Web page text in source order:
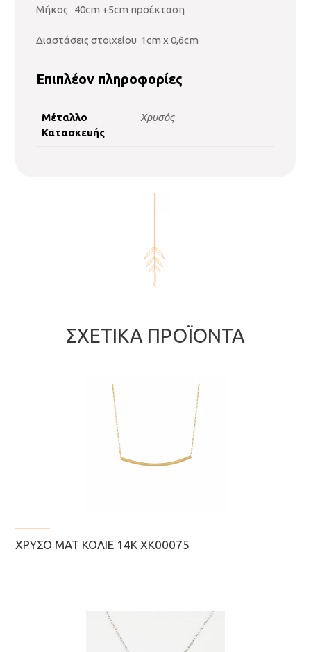
Μήκος 40cm +5cm προέκταση
Διαστάσεις στοιχείου 1cm x 0,6cm
Επιπλέον πληροφορίες
Μέταλλο
Κατασκευής
Χρυσός
ΣΧΕΤΙΚΆ ΠΡΟΪΌΝΤΑ
ΧΡΥΣΌ ΜΑΤ ΚΟΛΙΈ 14Κ XK00075